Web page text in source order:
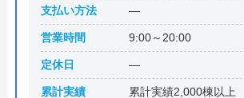
支払い方法 ―
営業時間 9:00～20:00
定休日 ―
累計実績 累計実績2,000棟以上